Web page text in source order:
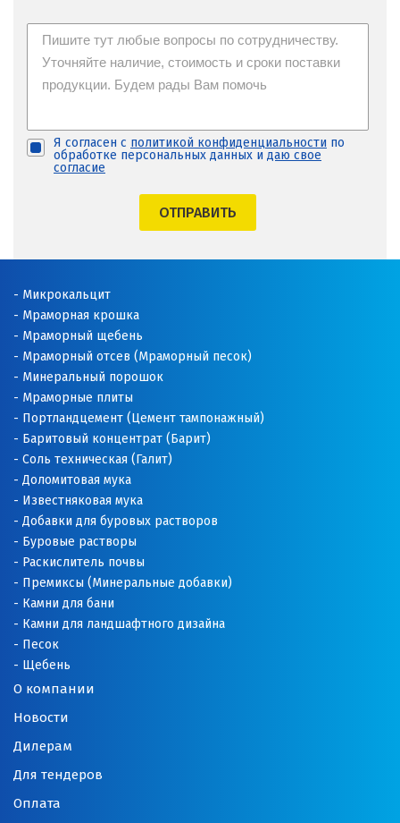
Я согласен с политикой конфиденциальности по
обработке персональных данных и даю свое
согласие
ОТПРАВИТЬ
О компании
Новости
Дилерам
Для тендеров
Оплата
Микрокальцит
Мраморная крошка
Мраморный щебень
Мраморный отсев (Мраморный песок)
Минеральный порошок
Мраморные плиты
Портландцемент (Цемент тампонажный)
Баритовый концентрат (Барит)
Соль техническая (Галит)
Доломитовая мука
Известняковая мука
Добавки для буровых растворов
Буровые растворы
Раскислитель почвы
Премиксы (Минеральные добавки)
Камни для бани
Камни для ландшафтного дизайна
Песок
Щебень